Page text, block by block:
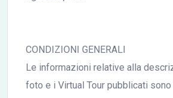
CONDIZIONI GENERALI
Le informazioni relative alla
foto e i Virtual Tour pubblicati